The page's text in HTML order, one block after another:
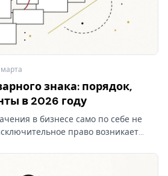
марта
знака: порядок,
в 2026 году
в бизнесе само по себе не
право возникает
документы, пошлины и